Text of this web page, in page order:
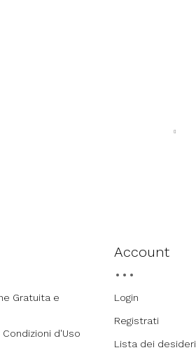
Gratuita e
Condizioni d'Uso
Account
Login
Registrati
Lista dei desideri